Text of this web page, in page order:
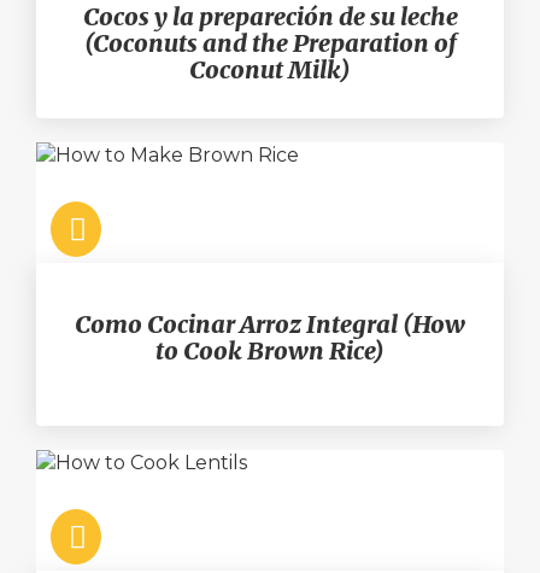
Cocos y la prepareción de su leche
(Coconuts and the Preparation of
Coconut Milk)
Como Cocinar Arroz Integral (How
to Cook Brown Rice)